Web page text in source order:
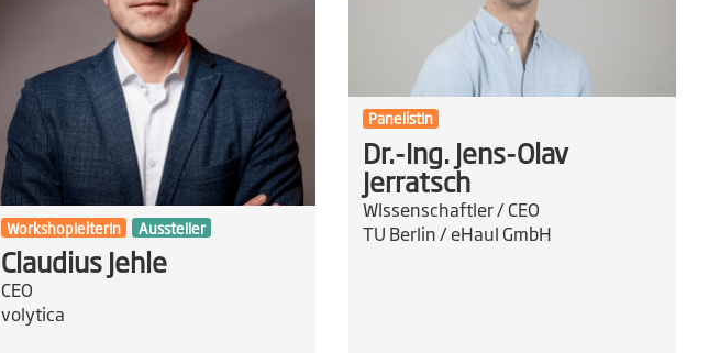
WorkshopleiterIn Aussteller
Claudius Jehle
CEO
volytica
PanelistIn
Dr.-Ing. Jens-Olav
Jerratsch
WIssenschaftler / CEO
TU Berlin / eHaul GmbH